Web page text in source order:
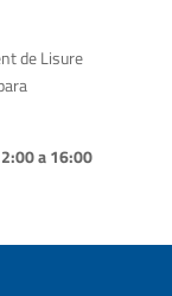
de Lisure
a 16:00